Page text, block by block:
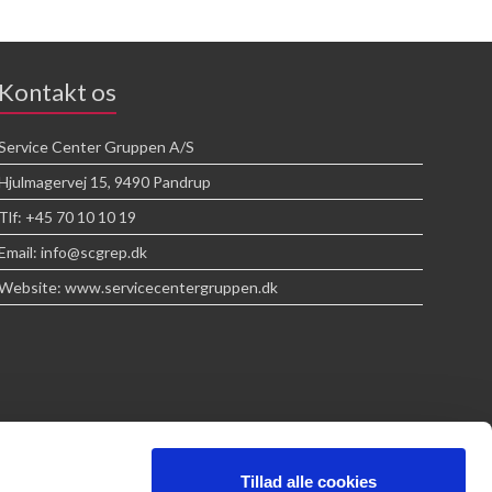
Tillad alle cookies
Kontakt os
Center Gruppen A/S
15, 9490 Pandrup
Tlf: +45 70 10 10 19
info@scgrep.dk
www.servicecentergruppen.dk